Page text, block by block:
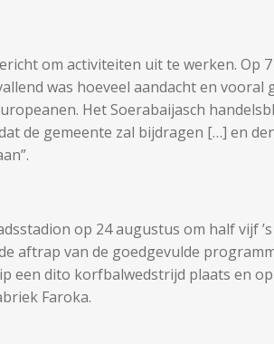
om activiteiten uit te werken. Op
was hoeveel aandacht en vooral
Het Soerabaijasch
de gemeente zal bijdragen […] en
op 24 augustus om half vijf
aftrap van de goedgevulde
een dito korfbalwedstrijd plaats en
Faroka.